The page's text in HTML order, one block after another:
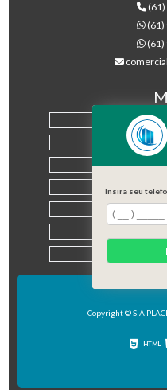
(61)
(61)
Copyright © SIA
HTML
Insira seu